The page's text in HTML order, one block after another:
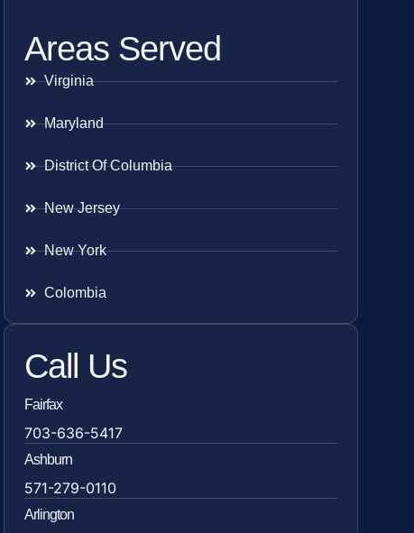
Areas Served
Virginia
Maryland
District Of Columbia
New Jersey
New York
Colombia
Call Us
Fairfax
703-636-5417
Ashburn
571-279-0110
Arlington